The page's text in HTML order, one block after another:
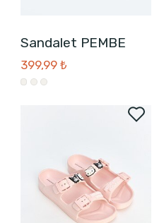
Sandalet PEMBE
399,99 ₺